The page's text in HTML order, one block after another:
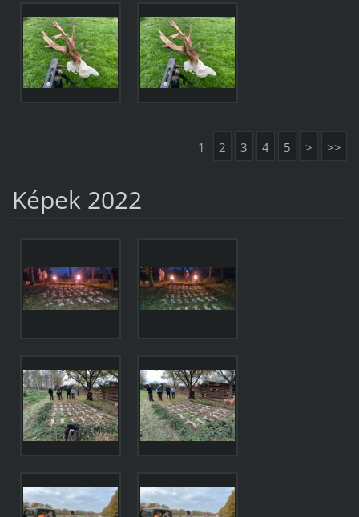
1 2 3 4 5 > >>
Képek 2022